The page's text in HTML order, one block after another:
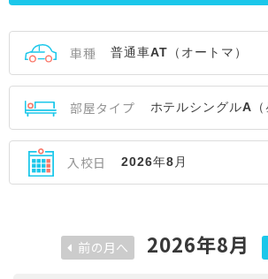
車種
部屋タイプ
入校日
前の月へ 2026年8月